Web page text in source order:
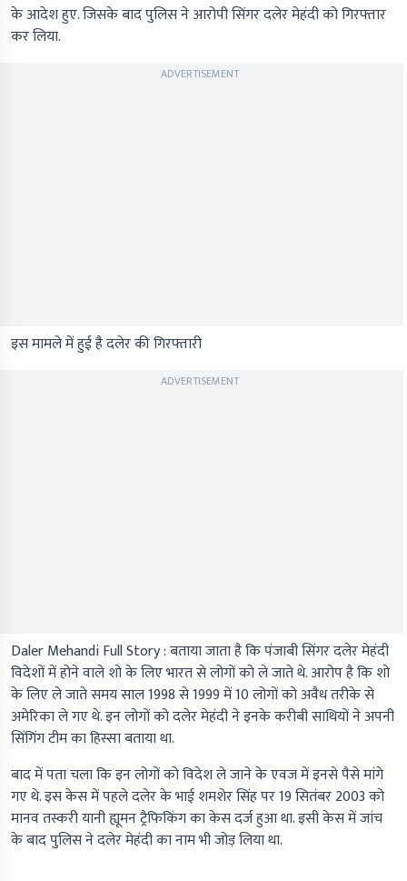
के आदेश हुए. जिसके बाद पुलिस ने आरोपी सिंगर दलेर मेहंदी को गिरफ्तार
कर लिया.
ADVERTISEMENT
इस मामले में हुई है दलेर की गिरफ्तारी
ADVERTISEMENT
Daler Mehandi Full Story : बताया जाता है कि पंजाबी सिंगर दलेर मेहंदी
विदेशों में होने वाले शो के लिए भारत से लोगों को ले जाते थे. आरोप है कि शो
के लिए ले जाते समय साल 1998 से 1999 में 10 लोगों को अवैध तरीके से
अमेरिका ले गए थे. इन लोगों को दलेर मेहंदी ने इनके करीबी साथियों ने अपनी
सिंगिंग टीम का हिस्सा बताया था.
बाद में पता चला कि इन लोगों को विदेश ले जाने के एवज में इनसे पैसे मांगे
गए थे. इस केस में पहले दलेर के भाई शमशेर सिंह पर 19 सितंबर 2003 को
मानव तस्करी यानी ह्यूमन ट्रैफिकिंग का केस दर्ज हुआ था. इसी केस में जांच
के बाद पुलिस ने दलेर मेहंदी का नाम भी जोड़ लिया था.